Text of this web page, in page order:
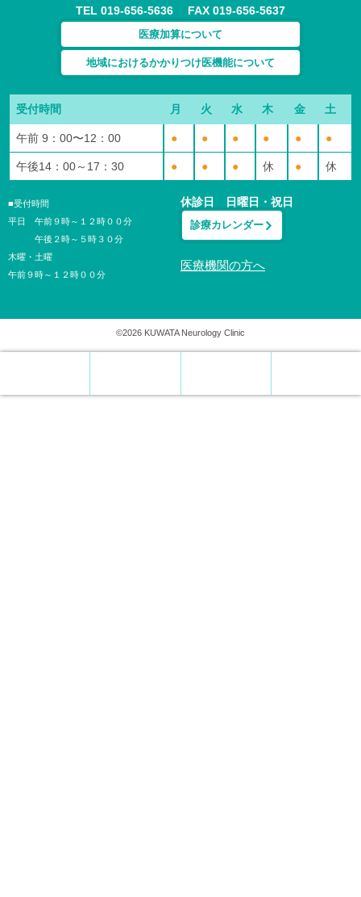
TEL 019-656-5636 FAX 019-656-5637
医療加算について
地域におけるかかりつけ医機能について
受付時間 月 火 水 木 金 土
午前 9：00〜12：00 ● ● ● ● ● ●
午後14：00～17：30 ● ● ● 休 ● 休
■受付時間
平日 午前９時～１２時００分
午後２時～５時３０分
木曜・土曜
午前９時～１２時００分
休診日 日曜日・祝日
診療カレンダー
医療機関の方へ
©2026 KUWATA Neurology Clinic